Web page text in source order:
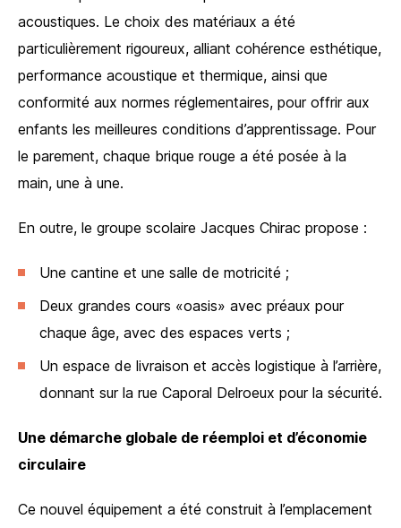
acoustiques. Le choix des matériaux a été
particulièrement rigoureux, alliant cohérence esthétique,
performance acoustique et thermique, ainsi que
conformité aux normes réglementaires, pour offrir aux
enfants les meilleures conditions d’apprentissage. Pour
le parement, chaque brique rouge a été posée à la
main, une à une.
En outre, le groupe scolaire Jacques Chirac propose :
Une cantine et une salle de motricité ;
Deux grandes cours «oasis» avec préaux pour
chaque âge, avec des espaces verts ;
Un espace de livraison et accès logistique à l’arrière,
donnant sur la rue Caporal Delroeux pour la sécurité.
Une démarche globale de réemploi et d’économie
circulaire
Ce nouvel équipement a été construit à l’emplacement